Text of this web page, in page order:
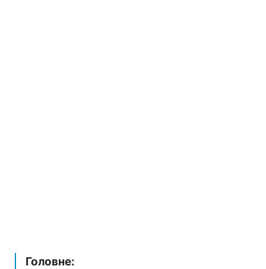
Головне: